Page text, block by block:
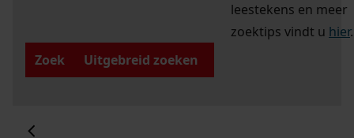
leestekens en meer
zoektips vindt u hier.
Zoek
Uitgebreid zoeken